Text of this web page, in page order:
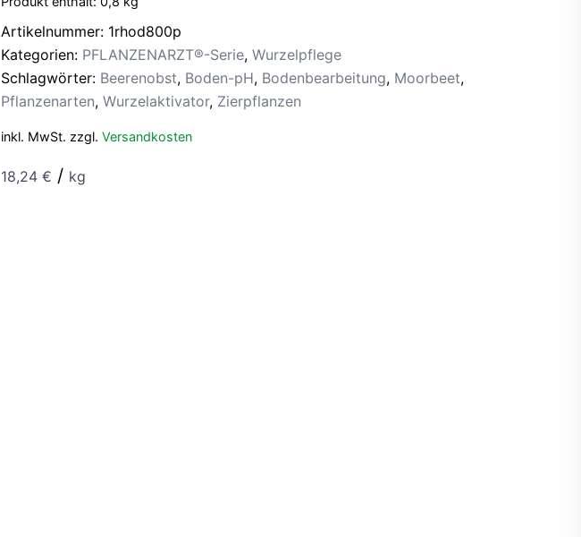
Artikelnummer: 1rhod800p
Kategorien: PFLANZENARZT®-Serie, Wurzelpflege
Schlagwörter: Beerenobst, Boden-pH, Bodenbearbeitung, Moorbeet,
Pflanzenarten, Wurzelaktivator, Zierpflanzen
inkl. MwSt. zzgl. Versandkosten
18,24 € / kg